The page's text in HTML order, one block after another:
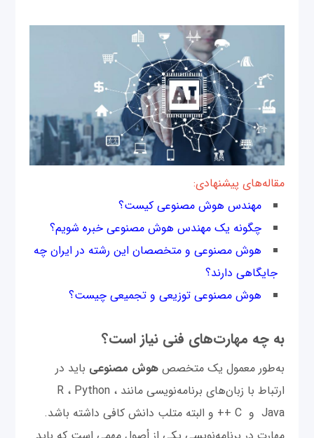
مقاله‌های پیشنهادی:
مهندس هوش مصنوعی کیست؟
چگونه یک مهندس هوش مصنوعی خبره شویم؟
هوش مصنوعی و متخصصان این رشته در ایران چه
جایگاهی دارند؟
هوش مصنوعی توزیعی و تجمیعی چیست؟
به چه مهارت‌های فنی نیاز است؟
به‌طور معمول یک متخصصهوش مصنوعی باید در
ارتباط با زبان‌های برنامه‌نویسی مانند R ، Python ،
Java و C ++ و البته متلب دانش کافی داشته باشد.